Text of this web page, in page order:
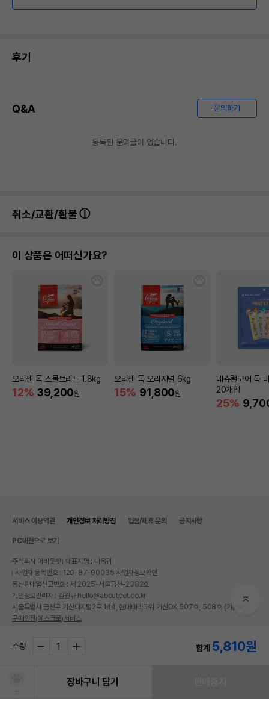
후기
Q&A 문의하기
등록된 문의글이 없습니다.
취소/교환/환불
이 상품은 어떠신가요?
오리젠 독 스몰브리드 1.8kg
12% 39,200원
오리젠 독 오리지널 6kg
15% 91,800원
네츄럴코어 독
20개입
25%
수량 합계 5,810원
장바구니 담기
서비스 이용약관 개인정보 처리방침 입점/제휴 문의 공지사항
PC버전으로 보기
주식회사 어바웃펫
대표자명 : 나옥귀
사업자 등록번호 : 120-87-90035 사업자정보확인
통신판매업신고번호 : 제 2025-서울금천-2382호
개인정보관리자 : 김원규 hello@aboutpet.co.kr
서울특별시 금천구 가산디지털2로 144, 현대테라타워 가산DK 507호, 508호 (가산동)
구매안전(에스크로)서비스